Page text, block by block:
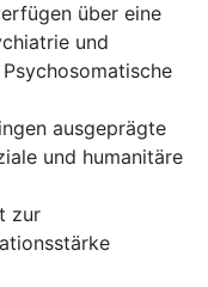
über eine
und
ausgeprägte
und humanitäre
zur